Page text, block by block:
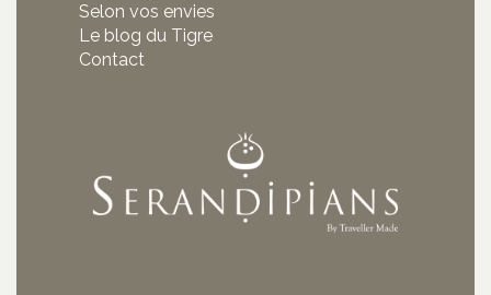
Selon vos envies
Le blog du Tigre
Contact